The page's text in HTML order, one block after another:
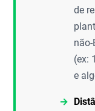
de
(ex:
e